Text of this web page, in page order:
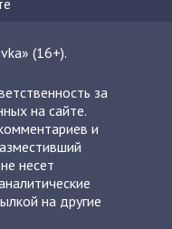
(16+).
за
на сайте.
и
несет
на другие